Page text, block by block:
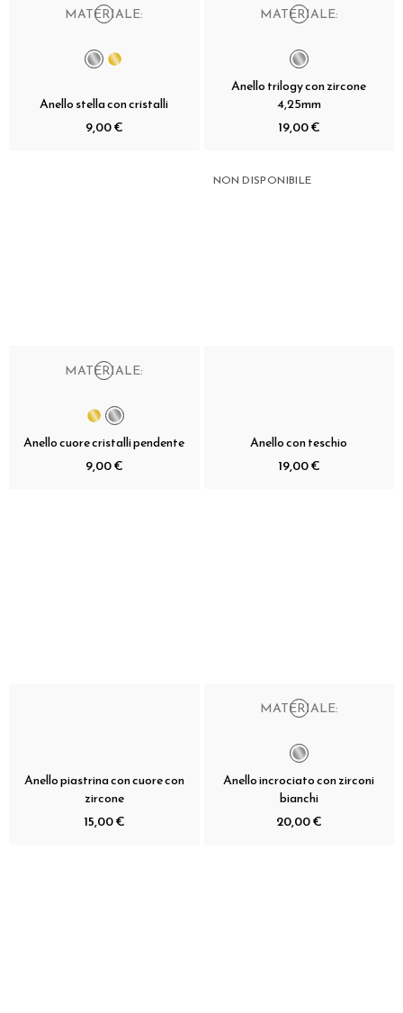
MATERIALE:
Anello stella con cristalli
9,00 €
MATERIALE:
Anello trilogy con zircone
4,25mm
19,00 €
MATERIALE:
Anello cuore cristalli pendente
9,00 €
NON DISPONIBILE
Anello con teschio
19,00 €
Anello piastrina con cuore con
zircone
15,00 €
MATERIALE:
Anello incrociato con zirconi
bianchi
20,00 €